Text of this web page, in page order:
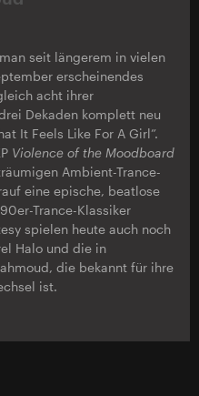
seit längerem in vielen
erscheinendes
acht ihrer
Dekaden komplett neu
It Feels Like For A Girl”.
Violence of the Moodboard
Ambient-Trance-
eine epische, beatlose
Trance-Klassiker
spielen heute auch noch
Halo und die in
die bekannt für ihre
ist.